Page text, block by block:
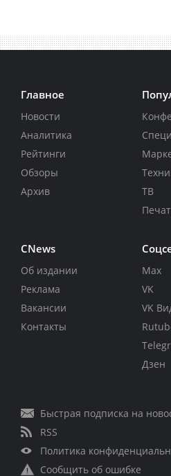
Главное
Новости
Аналитика
Рейтинги
Обзоры
Архив
ТВ
CNews
Об издании
Реклама
Вакансии
Контакты
Max
VK
VK
Дзен
Быстрая подписка на
RSS
Политика
Сообщить об ошибке